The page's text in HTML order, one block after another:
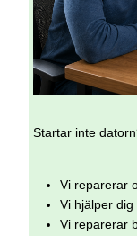
Startar inte
Vi reparerar
Vi hjälper dig
Vi reparerar